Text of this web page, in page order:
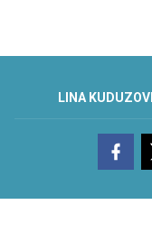
LINA